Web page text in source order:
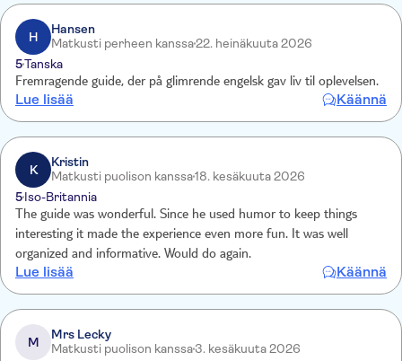
H
Hansen
Matkusti perheen kanssa22. heinäkuuta 2026
5Tanska
Fremragende guide, der på glimrende engelsk gav liv til oplevelsen.
Lue lisää Käännä
K
Kristin
Matkusti puolison kanssa18. kesäkuuta 2026
5Iso-Britannia
The guide was wonderful. Since he used humor to keep things
interesting it made the experience even more fun. It was well
organized and informative. Would do again.
Lue lisää Käännä
M
Mrs Lecky
Matkusti puolison kanssa3. kesäkuuta 2026